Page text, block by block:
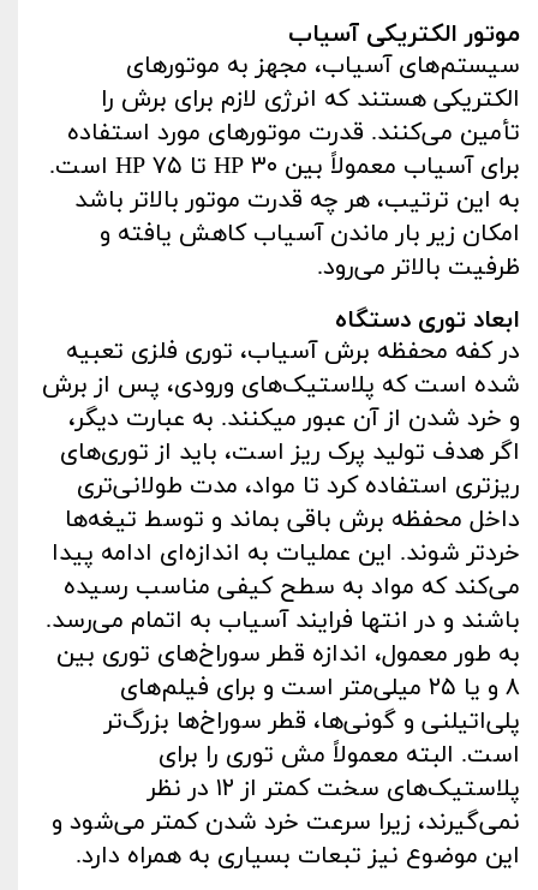
موتور الکتریکی آسیاب
سیستم‌های آسیاب، مجهز به موتورهای
الکتریکی هستند که انرژی لازم برای برش را
تأمین می‌کنند. قدرت موتورهای مورد استفاده
برای آسیاب معمولاً بین ۳۰ HP تا ۷۵ HP است.
به ‌این ‌ترتیب، هر چه قدرت موتور بالاتر باشد
امکان زیر بار ماندن آسیاب کاهش‌ یافته و
ظرفیت بالاتر می‌رود.
ابعاد توری دستگاه
در کفه محفظه برش آسیاب، توری فلزی تعبیه
‌شده است که پلاستیک‌های ورودی، پس از برش
و خرد شدن از آن عبور میکنند. به‌ عبارت‌ دیگر،
اگر هدف تولید پرک ریز است، باید از توری‌های
ریزتری استفاده کرد تا مواد، مدت طولانی‌تری
داخل محفظه برش باقی بماند و توسط تیغه‌ها
خردتر شوند. این عملیات به ‌اندازه‌ای ادامه پیدا
می‌کند که مواد به سطح کیفی مناسب رسیده
باشند و در انتها فرایند آسیاب به اتمام می‌رسد.
به ‌طور معمول، اندازه قطر سوراخ‌های توری بین
۸ و یا ۲۵ میلی‌متر است و برای فیلم‌های
پلی‌اتیلنی و گونی‌ها، قطر سوراخ‌ها بزرگ‌تر
است. البته معمولاً مش توری را برای
پلاستیک‌های سخت کمتر از ۱۲ در نظر
نمی‌گیرند، زیرا سرعت خرد شدن کمتر می‌شود و
این موضوع نیز تبعات بسیاری به همراه دارد.